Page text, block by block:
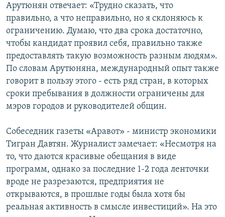
Арутюнян отвечает: «Трудно сказать, что
правильно, а что неправильно, но я склоняюсь к
ограничению. Думаю, что два срока достаточно,
чтобы кандидат проявил себя, правильно также
предоставлять такую возможность разным людям».
По словам Арутюняна, международный опыт также
говорит в пользу этого - есть ряд стран, в которых
сроки пребывания в должности ограничены для
мэров городов и руководителей общин.
Собеседник газеты «Аравот» - министр экономики
Тигран Давтян. Журналист замечает: «Несмотря на
то, что даются красивые обещания в виде
программ, однако за последние 1-2 года ленточки
вроде не разрезаются, предприятия не
открываются, в прошлые годы была хотя бы
реальная активность в смысле инвестиций». На это